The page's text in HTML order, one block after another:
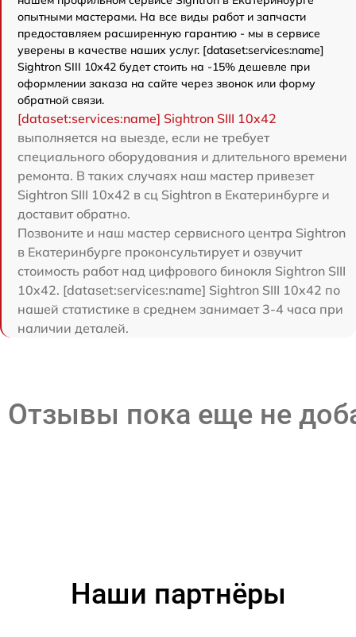
опытными мастерами. На все виды работ и запчасти
предоставляем расширенную гарантию - мы в сервисе
уверены в качестве наших услуг. [dataset:services:name]
Sightron SIII 10x42 будет стоить на -15% дешевле при
оформлении заказа на сайте через звонок или форму
обратной связи.
[dataset:services:name] Sightron SIII 10x42
выполняется на выезде, если не требует
специального оборудования и длительного времени
ремонта. В таких случаях наш мастер привезет
Sightron SIII 10x42 в сц Sightron в Екатеринбурге и
доставит обратно.
Позвоните и наш мастер сервисного центра Sightron
в Екатеринбурге проконсультирует и озвучит
стоимость работ над цифрового бинокля Sightron SIII
10x42. [dataset:services:name] Sightron SIII 10x42 по
нашей статистике в среднем занимает 3-4 часа при
наличии деталей.
Отзывы пока еще не
Наши партнёры